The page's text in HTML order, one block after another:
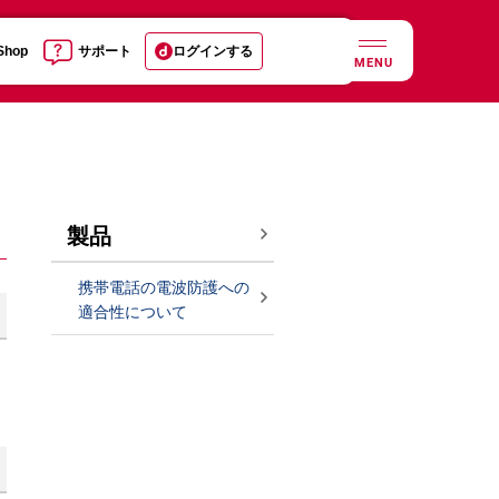
サポート ログインする
MENU
製品
携帯電話の電波防護への
適合性について